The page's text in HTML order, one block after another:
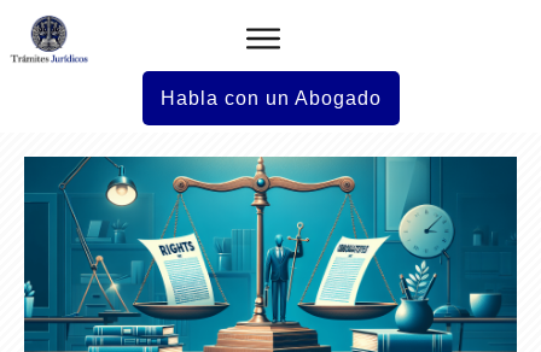
Habla con un Abogado